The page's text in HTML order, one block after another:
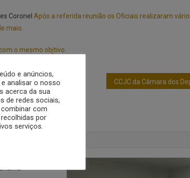
Coronel Após a referida reunião os Oficiais realizaram
maio.
o mesmo objtivo.
e anúncios,
analisar o nosso
acerca da sua
de redes sociais,
combinar com
por
serviços.